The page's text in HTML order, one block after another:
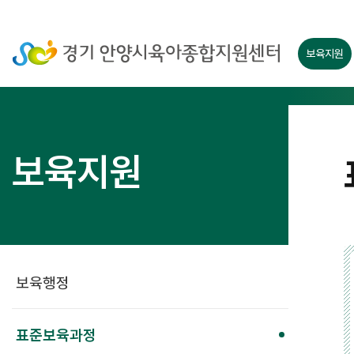
보육지원
보육지원
보육행정
표준보육과정